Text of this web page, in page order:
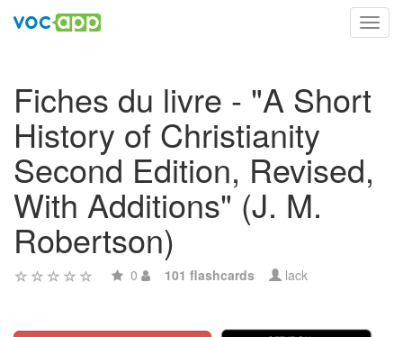
Fiches du livre - "A Short
History of Christianity
Second Edition, Revised,
With Additions" (J. M.
Robertson)
0 101 flashcards lack